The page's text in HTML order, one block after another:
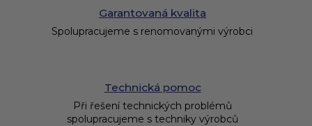
Garantovaná kvalita
Spolupracujeme s renomovanými výrobci
Technická pomoc
Při řešení technických problémů
spolupracujeme s techniky výrobců